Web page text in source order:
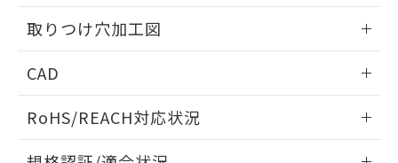
取りつけ穴加工図
CAD
ドすることができます。
RoHS/REACH対応状況
り、2022年1月12日より割愛しておりま
す。